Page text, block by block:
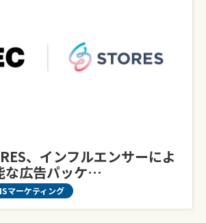
、インフルエンサーによ
な広告パッケ…
マーケティング